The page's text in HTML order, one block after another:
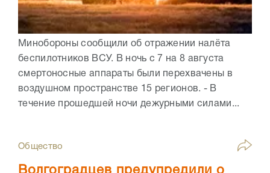
Минобороны сообщили об отражении налёта
беспилотников ВСУ. В ночь с 7 на 8 августа
смертоносные аппараты были перехвачены в
воздушном пространстве 15 регионов. - В
течение прошедшей ночи дежурными силами...
Общество
Волгоградцев предупредили о